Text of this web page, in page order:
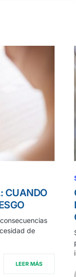
CUANDO
de
LEER MÁS